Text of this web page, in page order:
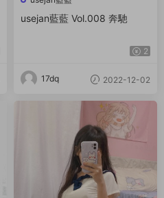
usejan藍藍 Vol.008 奔馳
2
17dq 2022-12-02